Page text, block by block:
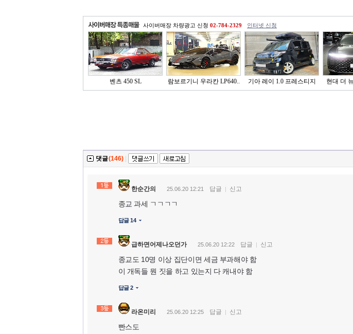
사이버매장 차량광고 신청 02-784-2329 인터넷 신청
벤츠 450 SL 람보르기니 우라칸 LP640.. 기아 레이 1.0 프레스티지
현대 더
댓글(146) |
한순간의 25.06.20 12:21 답글 신고
종교 과세 ㄱㄱㄱㄱ
답글 14
급하면어제나오던가 25.06.20 12:22 답글 신고
종교도 10명 이상 집단이면 세금 부과해야 함
이 개독들 뭔 짓을 하고 있는지 다 캐내야 함
답글 2
라온미리 25.06.20 12:25 답글 신고
빤스도